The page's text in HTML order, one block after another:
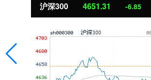
4651.31 -6.85 -0.15%